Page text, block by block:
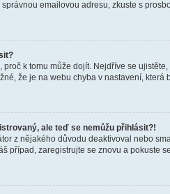
emailovou adresu, zkuste s
proč k tomu může dojít. Nejdříve se
že je na webu chyba v nastavení, která
ale teď se nemůžu přihlásit?!
z nějakého důvodu deaktivoval nebo
případ, zaregistrujte se znovu a pokuste